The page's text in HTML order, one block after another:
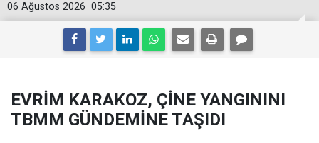
05:35
06 Ağustos 2026
EVRİM KARAKOZ, ÇİNE YANGININI
TBMM GÜNDEMİNE TAŞIDI